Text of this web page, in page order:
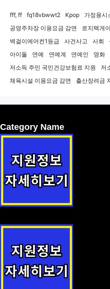
fff, ff fq18vbwwt2 Kpop 가정용시
공영주차장 이용요금 감면
로지텍게
벽걸이에어컨1등급
사건사고 사회
아이돌
연예 연예계 연예인 영화
저소득 주민 국민건강보험료 지원
저
체육시설 이용요금 감면
출산장려금
Category Name